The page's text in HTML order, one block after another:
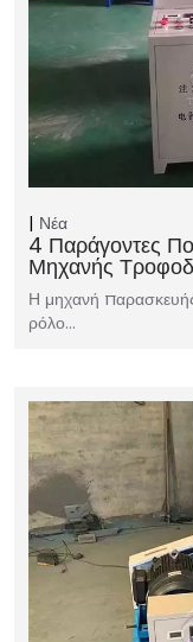
Νέα
4 Παράγοντες
Μηχανής
Η μηχανή
ρόλο…